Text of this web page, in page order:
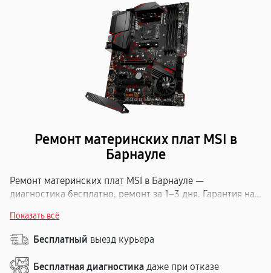
Ремонт материнских плат MSI в
Барнауле
Ремонт материнских плат MSI в Барнауле —
диагностика бесплатно, ремонт за 1–3 дня. Гарантия на
расположен в городе, работаем без выходных. Чиним
МСИ любых серий: ремонт цепей питания, замена
разъёмов, восстановление дорожек и BIOS. Точная
стоимость до начала ремонта.
Показать всё
Бесплатный выезд курьера
Бесплатная диагностика даже при отказе